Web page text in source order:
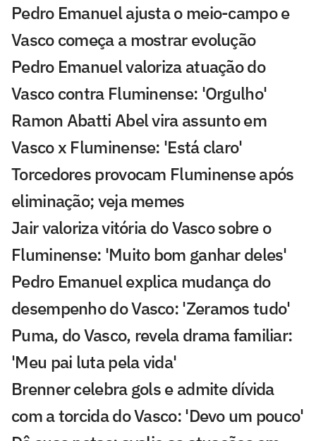
Pedro Emanuel ajusta o meio-campo e
Vasco começa a mostrar evolução
Pedro Emanuel valoriza atuação do
Vasco contra Fluminense: 'Orgulho'
Ramon Abatti Abel vira assunto em
Vasco x Fluminense: 'Está claro'
Torcedores provocam Fluminense após
eliminação; veja memes
Jair valoriza vitória do Vasco sobre o
Fluminense: 'Muito bom ganhar deles'
Pedro Emanuel explica mudança do
desempenho do Vasco: 'Zeramos tudo'
Puma, do Vasco, revela drama familiar:
'Meu pai luta pela vida'
Brenner celebra gols e admite dívida
com a torcida do Vasco: 'Devo um pouco'